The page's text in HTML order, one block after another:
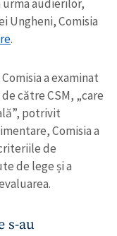
audierilor,
Ungheni, Comisia
.
a examinat
către CSM, „care
potrivit
Comisia a
de
de lege și a
s-au